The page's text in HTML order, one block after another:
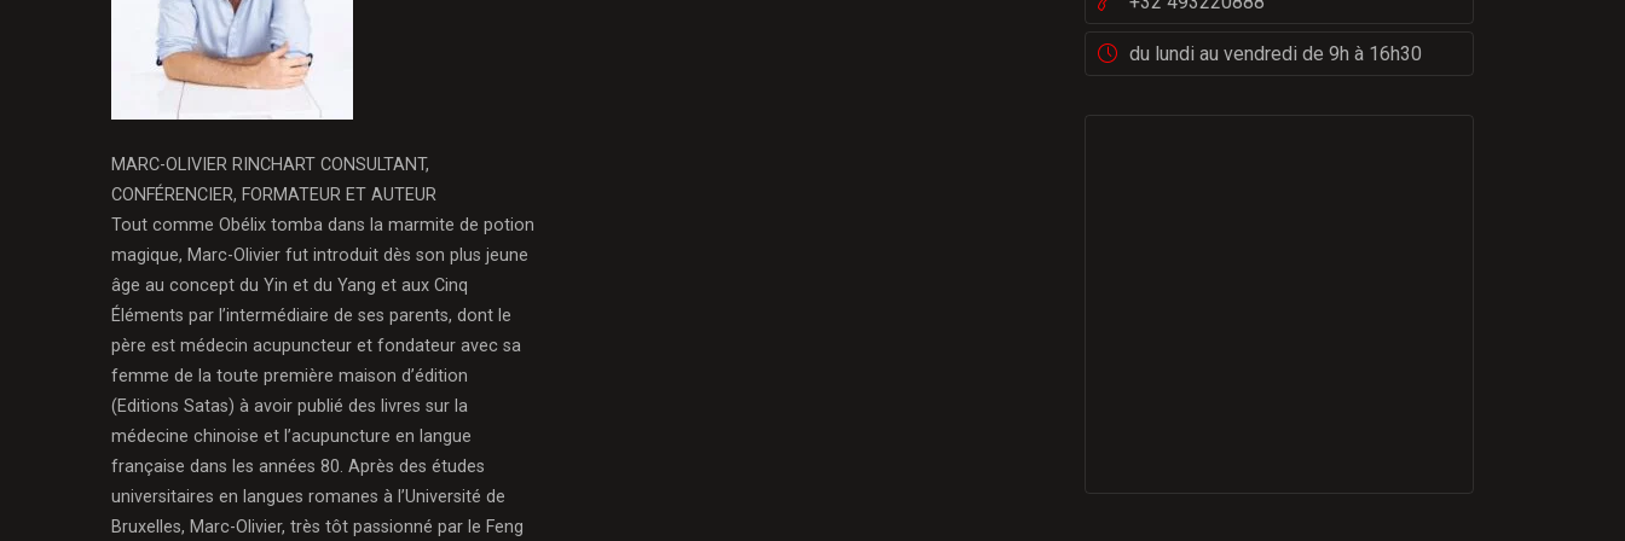
MARC-OLIVIER RINCHART CONSULTANT,
CONFÉRENCIER, FORMATEUR ET AUTEUR
Tout comme Obélix tomba dans la marmite de potion
magique, Marc-Olivier fut introduit dès son plus jeune
âge au concept du Yin et du Yang et aux Cinq
Éléments par l’intermédiaire de ses parents, dont le
père est médecin acupuncteur et fondateur avec sa
femme de la toute première maison d’édition
(Editions Satas) à avoir publié des livres sur la
médecine chinoise et l’acupuncture en langue
française dans les années 80. Après des études
universitaires en langues romanes à l’Université de
Bruxelles, Marc-Olivier, très tôt passionné par le Feng
du lundi au vendredi de 9h à 16h30